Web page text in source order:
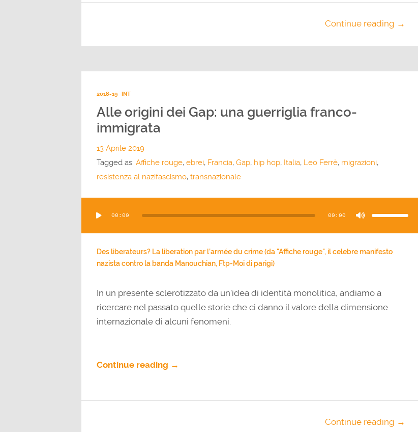
Continue reading →
2018-19 INT
Alle origini dei Gap: una guerriglia franco-
immigrata
13 Aprile 2019
Tagged as: Affiche rouge, ebrei, Francia, Gap, hip hop, Italia, Leo Ferrè, migrazioni,
resistenza al nazifascismo, transnazionale
Player
00:00 00:00
freccia
aumentare
il
volume.
Des liberateurs? La liberation par l’armée du crime (da "Affiche rouge", il celebre manifesto
nazista contro la banda Manouchian, Ftp-Moi di parigi)
In un presente sclerotizzato da un'idea di identità monolitica, andiamo a
ricercare nel passato quelle storie che ci danno il valore della dimensione
internazionale di alcuni fenomeni.
Continue reading →
Continue reading →